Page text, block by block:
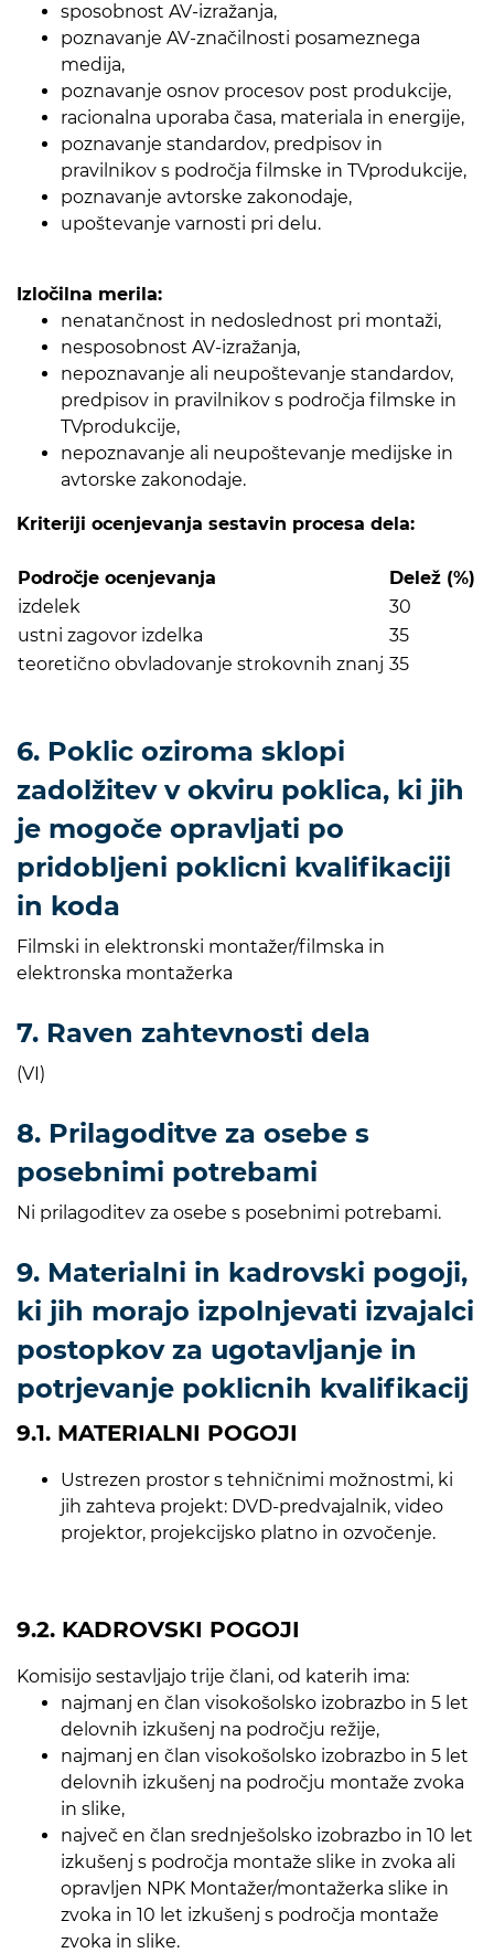
sposobnost AV-izražanja,
poznavanje AV-značilnosti posameznega
medija,
poznavanje osnov procesov post produkcije,
racionalna uporaba časa, materiala in energije,
poznavanje standardov, predpisov in
pravilnikov s področja filmske in TVprodukcije,
poznavanje avtorske zakonodaje,
upoštevanje varnosti pri delu.
Izločilna merila:
nenatančnost in nedoslednost pri montaži,
nesposobnost AV-izražanja,
nepoznavanje ali neupoštevanje standardov,
predpisov in pravilnikov s področja filmske in
TVprodukcije,
nepoznavanje ali neupoštevanje medijske in
avtorske zakonodaje.
Kriteriji ocenjevanja sestavin procesa dela:
Področje ocenjevanja
Delež (%)
izdelek
30
ustni zagovor izdelka
35
teoretično obvladovanje strokovnih znanj 35
6. Poklic oziroma sklopi
zadolžitev v okviru poklica, ki jih
je mogoče opravljati po
pridobljeni poklicni kvalifikaciji
in koda
Filmski in elektronski montažer/filmska in
elektronska montažerka
7. Raven zahtevnosti dela
(VI)
8. Prilagoditve za osebe s
posebnimi potrebami
Ni prilagoditev za osebe s posebnimi potrebami.
9. Materialni in kadrovski pogoji,
ki jih morajo izpolnjevati izvajalci
postopkov za ugotavljanje in
potrjevanje poklicnih kvalifikacij
9.1. MATERIALNI POGOJI
Ustrezen prostor s tehničnimi možnostmi, ki
jih zahteva projekt: DVD-predvajalnik, video
projektor, projekcijsko platno in ozvočenje.
9.2. KADROVSKI POGOJI
Komisijo sestavljajo trije člani, od katerih ima:
najmanj en član visokošolsko izobrazbo in 5 let
delovnih izkušenj na področju režije,
najmanj en član visokošolsko izobrazbo in 5 let
delovnih izkušenj na področju montaže zvoka
in slike,
največ en član srednješolsko izobrazbo in 10 let
izkušenj s področja montaže slike in zvoka ali
opravljen NPK Montažer/montažerka slike in
zvoka in 10 let izkušenj s področja montaže
zvoka in slike.